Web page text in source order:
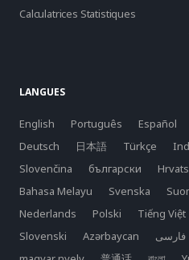
Calculatrices Statistiques
LANGUES
English Português Español
Deutsch
日本語 Türkçe
Slovenčina
български
Bahasa Melayu
Svenska
Nederlands
Polski Tiếng Việt
Slovenski
Azərbaycan فارسی